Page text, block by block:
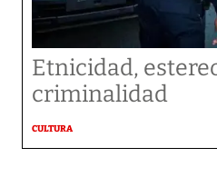
Etnicidad,
criminalidad
CULTURA